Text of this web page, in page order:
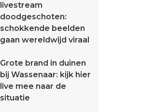
livestream
doodgeschoten:
schokkende beelden
gaan wereldwijd viraal
Grote brand in duinen
bij Wassenaar: kijk hier
live mee naar de
situatie